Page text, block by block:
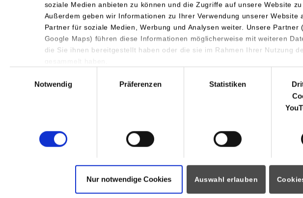
soziale Medien anbieten zu können und die Zugriffe auf unsere Website
Außerdem geben wir Informationen zu Ihrer Verwendung unserer Website
Partner für soziale Medien, Werbung und Analysen weiter. Unsere Partner
Google Maps) führen diese Informationen möglicherweise mit weiteren
die Sie ihnen bereitgestellt haben oder die sie im Rahmen Ihrer Nutzung
Notwendig
Präferenzen Statistiken
Nur notwendige Cookies Auswahl erlauben
im Überblick Der Campus Horb stellt sich vor
Profil des Campus Horb
Campus Horb
für
und
32. Horber
Sommerferienprogramm für Kinder
und Jugendliche. Hobby Elektronik